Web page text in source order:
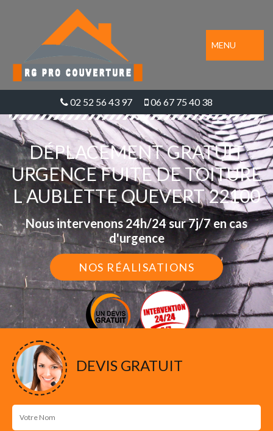
MENU
02 52 56 43 97 06 67 75 40 38
DÉPLACEMENT GRATUIT
URGENCE FUITE DE TOITURE
L AUBLETTE QUEVERT 22100
Nous intervenons 24h/24 sur 7j/7 en cas
d'urgence
NOS RÉALISATIONS
DEVIS GRATUIT